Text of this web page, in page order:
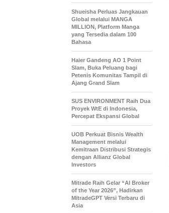
Shueisha Perluas Jangkauan
Global melalui MANGA
MILLION, Platform Manga
yang Tersedia dalam 100
Bahasa
Haier Gandeng AO 1 Point
Slam, Buka Peluang bagi
Petenis Komunitas Tampil di
Ajang Grand Slam
SUS ENVIRONMENT Raih Dua
Proyek WtE di Indonesia,
Percepat Ekspansi Global
UOB Perkuat Bisnis Wealth
Management melalui
Kemitraan Distribusi Strategis
dengan Allianz Global
Investors
Mitrade Raih Gelar “AI Broker
of the Year 2026”, Hadirkan
MitradeGPT Versi Terbaru di
Asia